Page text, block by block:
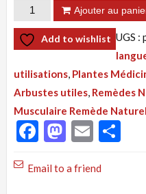
quantité
de
Tisane
:
Baume
pour
Douleur
Douleur
Ajouter au
Add to wishlist UGS :
utilisations, Plantes
Arbustes utiles, Remèdes
Musculaire Remède Naturel
Facebook
Email
Email to a friend